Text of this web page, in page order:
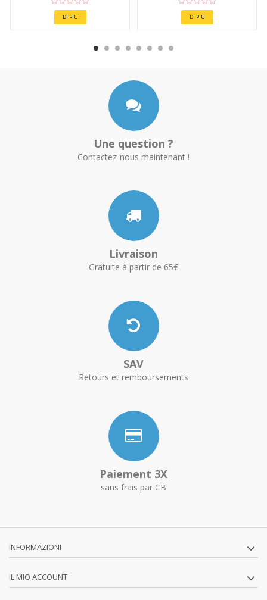
DI PIÙ DI PIÙ
Une question ?
Contactez-nous maintenant !
Livraison
Gratuite à partir de 65€
SAV
Retours et remboursements
Paiement 3X
sans frais par CB
INFORMAZIONI
IL MIO ACCOUNT